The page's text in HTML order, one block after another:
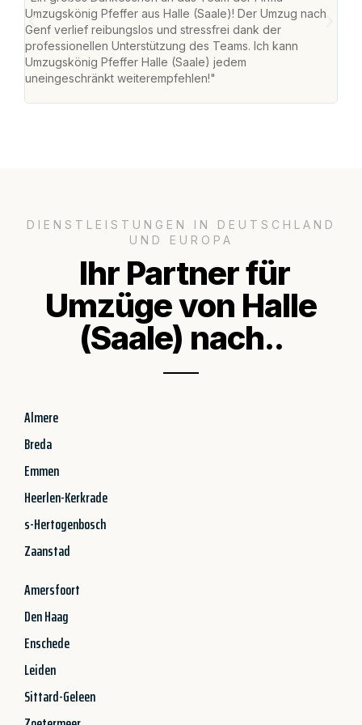
Umzugskönig Pfeffer aus Halle (Saale)! Der Umzug nach
Genf verlief reibungslos und stressfrei dank der
professionellen Unterstützung des Teams. Ich kann
Umzugskönig Pfeffer Halle (Saale) jedem
uneingeschränkt weiterempfehlen!"
DIENSTLEISTUNGEN IN DEUTSCHLAND
UND EUROPA
Ihr Partner für
Umzüge von Halle
(Saale) nach..
Almere
Breda
Emmen
Heerlen-Kerkrade
s-Hertogenbosch
Zaanstad
Amersfoort
Den Haag
Enschede
Leiden
Sittard-Geleen